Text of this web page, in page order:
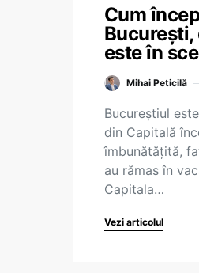
Cum
București,
este în
Mihai Peticilă
Bucureștiul
din Capitală
îmbunătățită,
au rămas în
Capitala…
Vezi articolul